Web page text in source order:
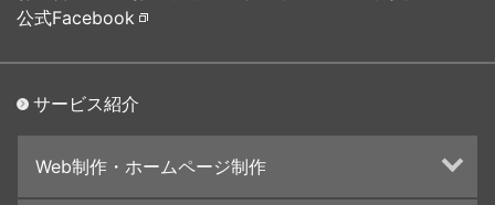
公式Facebook
サービス紹介
Web制作・ホームページ制作